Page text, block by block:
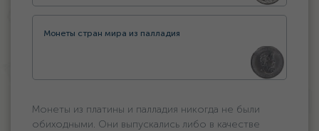
Монеты стран мира из палладия
Монеты из платины и палладия никогда не были
обиходными. Они выпускались либо в качестве